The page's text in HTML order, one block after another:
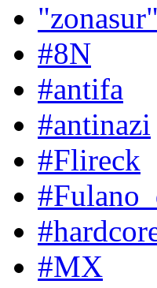
"zonasur"
#8N
#antifa
#antinazi
#Flireck
#MX